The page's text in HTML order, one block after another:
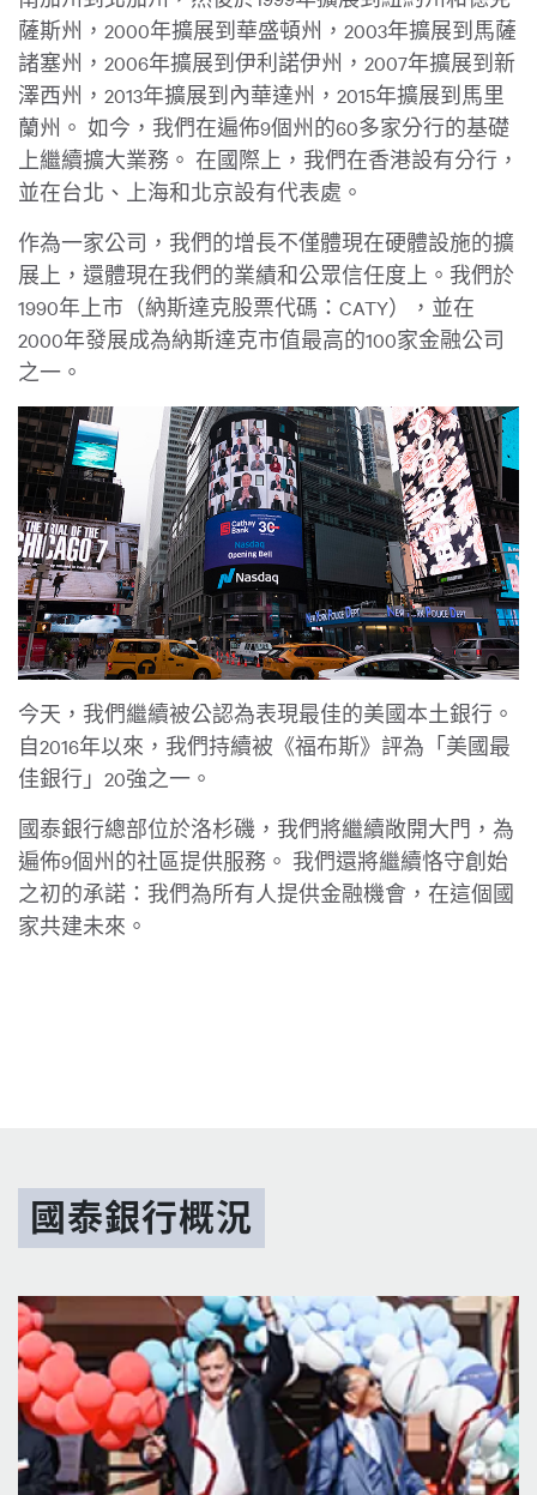
薩斯州，2000年擴展到華盛頓州，2003年擴展到馬薩
諸塞州，2006年擴展到伊利諾伊州，2007年擴展到新
澤西州，2013年擴展到內華達州，2015年擴展到馬里
蘭州。 如今，我們在遍佈9個州的60多家分行的基礎
上繼續擴大業務。 在國際上，我們在香港設有分行，
並在台北、上海和北京設有代表處。
作為一家公司，我們的增長不僅體現在硬體設施的擴
展上，還體現在我們的業績和公眾信任度上。我們於
1990年上市（納斯達克股票代碼：CATY），並在
2000年發展成為納斯達克市值最高的100家金融公司
之一。
今天，我們繼續被公認為表現最佳的美國本土銀行。
自2016年以來，我們持續被《福布斯》評為「美國最
佳銀行」20強之一。
國泰銀行總部位於洛杉磯，我們將繼續敞開大門，為
遍佈9個州的社區提供服務。 我們還將繼續恪守創始
之初的承諾：我們為所有人提供金融機會，在這個國
家共建未來。
國泰銀行概況
圖片